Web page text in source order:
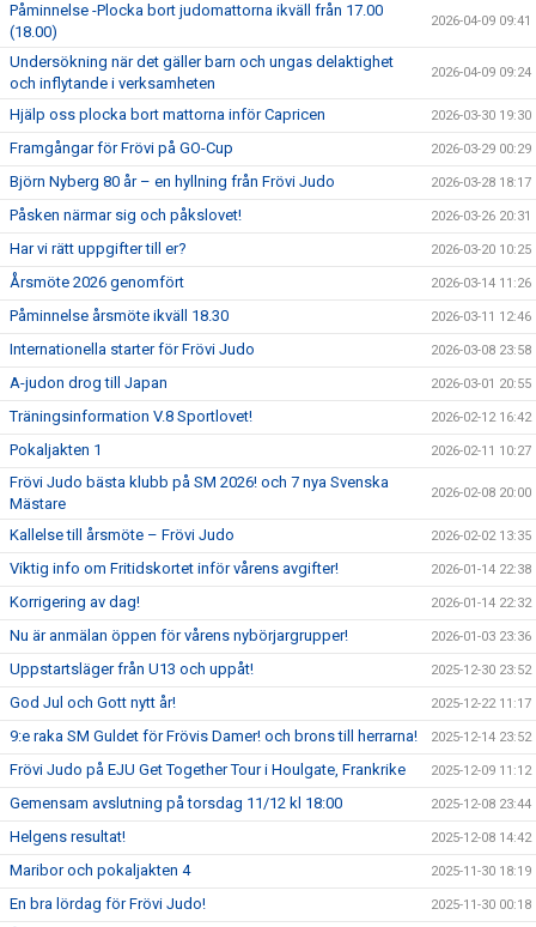
Påminnelse -Plocka bort judomattorna ikväll från 17.00
(18.00)
2026-04-09 09:41
Undersökning när det gäller barn och ungas delaktighet
och inflytande i verksamheten
2026-04-09 09:24
Hjälp oss plocka bort mattorna inför Capricen 2026-03-30 19:30
Framgångar för Frövi på GO-Cup 2026-03-29 00:29
Björn Nyberg 80 år – en hyllning från Frövi Judo 2026-03-28 18:17
Påsken närmar sig och påkslovet! 2026-03-26 20:31
Har vi rätt uppgifter till er? 2026-03-20 10:25
Årsmöte 2026 genomfört 2026-03-14 11:26
Påminnelse årsmöte ikväll 18.30 2026-03-11 12:46
Internationella starter för Frövi Judo 2026-03-08 23:58
A-judon drog till Japan 2026-03-01 20:55
Träningsinformation V.8 Sportlovet! 2026-02-12 16:42
Pokaljakten 1 2026-02-11 10:27
Frövi Judo bästa klubb på SM 2026! och 7 nya Svenska
Mästare
2026-02-08 20:00
Kallelse till årsmöte – Frövi Judo 2026-02-02 13:35
Viktig info om Fritidskortet inför vårens avgifter! 2026-01-14 22:38
Korrigering av dag! 2026-01-14 22:32
Nu är anmälan öppen för vårens nybörjargrupper! 2026-01-03 23:36
Uppstartsläger från U13 och uppåt! 2025-12-30 23:52
God Jul och Gott nytt år! 2025-12-22 11:17
9:e raka SM Guldet för Frövis Damer! och brons till herrarna! 2025-12-14 23:52
Frövi Judo på EJU Get Together Tour i Houlgate, Frankrike 2025-12-09 11:12
Gemensam avslutning på torsdag 11/12 kl 18:00 2025-12-08 23:44
Helgens resultat! 2025-12-08 14:42
Maribor och pokaljakten 4 2025-11-30 18:19
En bra lördag för Frövi Judo! 2025-11-30 00:18